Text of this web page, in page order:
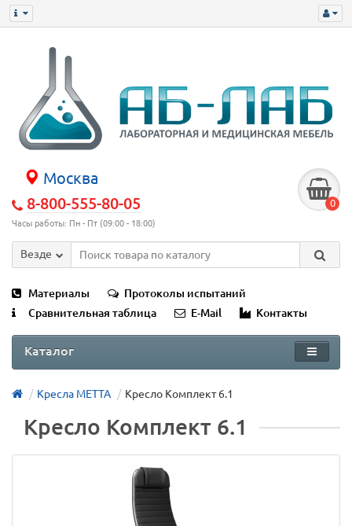
Москва
8-800-555-80-05
Часы работы: Пн - Пт (09:00 - 18:00)
0
Везде
Материалы
Протоколы испытаний
Сравнительная таблица
E-Mail Контакты
Каталог
Кресла МЕТТА Кресло Комплект 6.1
Кресло Комплект 6.1